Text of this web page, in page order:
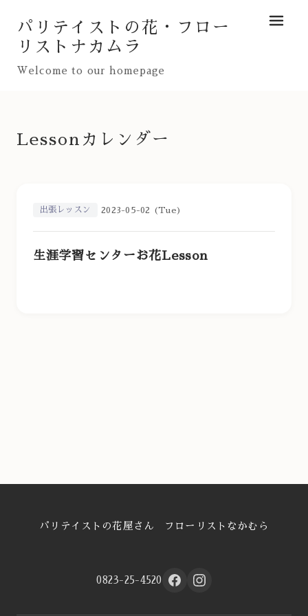
パリテイストの花・フロー
リストナカムラ
Welcome to our homepage
メニュ
Lessonカレンダー
出張レッスン 2023-05-02 (Tue)
生涯学習センターお花Lesson
パリテイストの花屋さん フローリストなかむら
0823-25-4520